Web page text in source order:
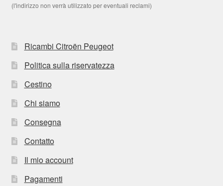
(l'indirizzo non verrà utilizzato per eventuali reclami)
Ricambi Citroën Peugeot
Politica sulla riservatezza
Cestino
Chi siamo
Consegna
Contatto
Il mio account
Pagamenti